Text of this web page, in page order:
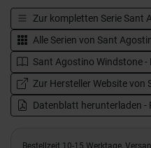
Zur kompletten Serie Sant
Alle Serien von Sant
Sant Agostino Windstone -
Zur Hersteller Website
Datenblatt herunterladen -
Bestellzeit 10-15 Werktage,